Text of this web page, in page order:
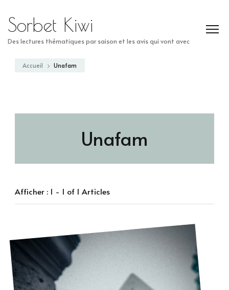
Sorbet Kiwi
Des lectures thématiques par saison et les avis qui vont avec
Accueil Unafam
Unafam
Afficher : 1 - 1 of 1 Articles